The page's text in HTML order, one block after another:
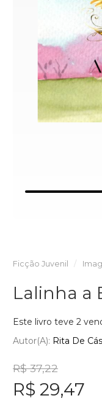
Ficção Juvenil
Lalinha a
Este livro teve 2
Autor(a): Rita De
R$ 37,22
R$ 29,47